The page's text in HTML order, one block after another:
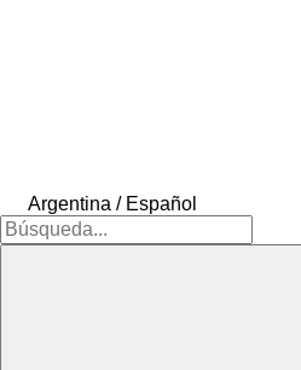
Argentina / Español